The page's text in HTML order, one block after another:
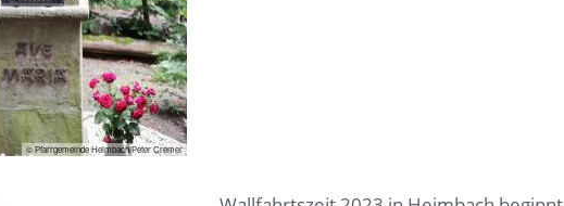
© Pfarrgemeinde Heimbach/Peter Cremer